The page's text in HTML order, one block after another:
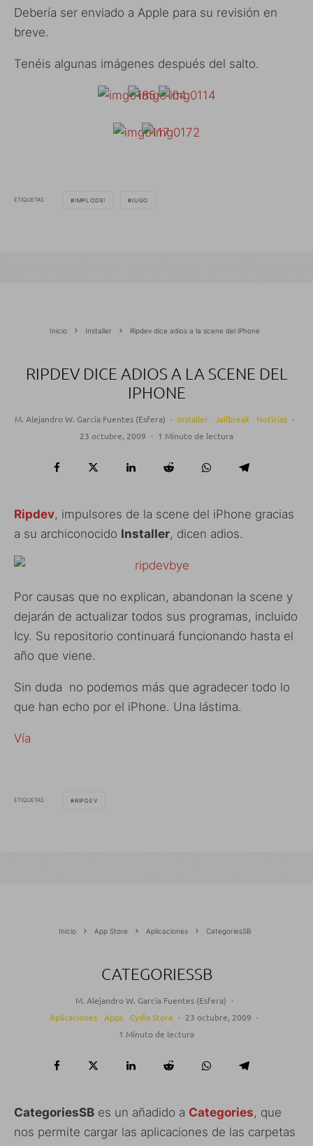
Debería ser enviado a Apple para su revisión en
breve.
Tenéis algunas imágenes después del salto.
ETIQUETAS IMPLODE! IUGO
Inicio Installer Ripdev dice adios a la scene del iPhone
RIPDEV DICE ADIOS A LA SCENE DEL
IPHONE
M. Alejandro W. García Fuentes (Esfera) · Installer Jailbreak Noticias ·
23 octubre, 2009 · 1 Minuto de lectura
Ripdev, impulsores de la scene del iPhone gracias
a su archiconocido Installer, dicen adios.
Por causas que no explican, abandonan la scene y
dejarán de actualizar todos sus programas, incluido
Icy. Su repositorio continuará funcionando hasta el
año que viene.
Sin duda no podemos más que agradecer todo lo
que han echo por el iPhone. Una lástima.
Vía
ETIQUETAS RIPDEV
Inicio App Store Aplicaciones CategoriesSB
CATEGORIESSB
M. Alejandro W. García Fuentes (Esfera) ·
Aplicaciones
Apps Cydia Store · 23 octubre, 2009 ·
1 Minuto de lectura
CategoriesSB es un añadido a Categories, que
nos permite cargar las aplicaciones de las carpetas